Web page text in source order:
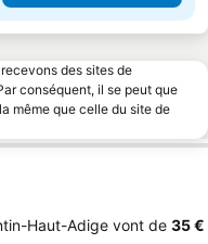
des sites de
conséquent, il se peut que
même que celle du site de
Haut-Adige vont de ‎35 €